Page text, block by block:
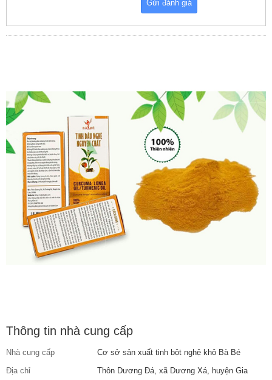
Thông tin nhà cung cấp
Nhà cung cấp
Cơ sở sản xuất tinh bột nghệ khô Bà Bé
Địa chỉ
Thôn Dương Đá, xã Dương Xá, huyện Gia